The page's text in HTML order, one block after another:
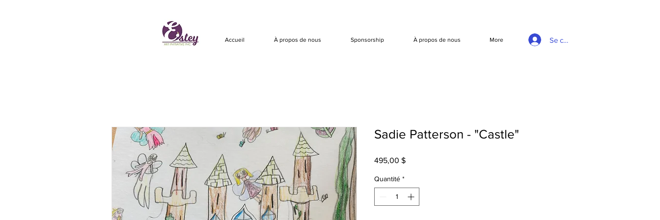
Accueil À propos de nous Sponsorship À propos de nous More Se connecter
Sadie Patterson - "Castle"
495,00 $Prix
Quantité *